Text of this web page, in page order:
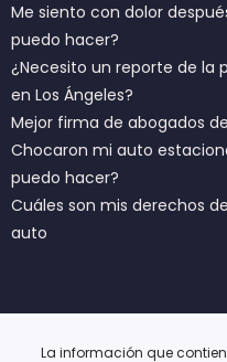
Me siento con dolor
puedo hacer?
¿Necesito un reporte de la
en Los Ángeles?
Mejor firma de abogados
Chocaron mi auto
puedo hacer?
Cuáles son mis derechos
auto
La información que